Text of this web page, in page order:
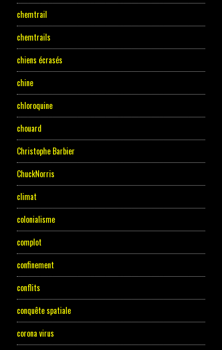
chemtrail
chemtrails
chiens écrasés
chine
chloroquine
chouard
Christophe Barbier
ChuckNorris
climat
colonialisme
complot
confinement
conflits
conquête spatiale
corona virus